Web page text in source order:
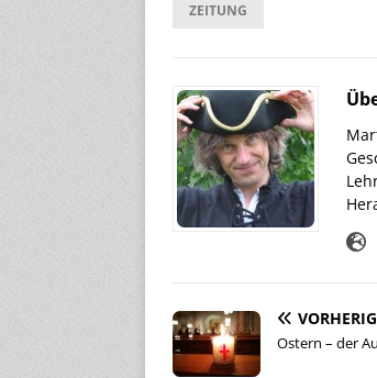
ZEITUNG
Ostern – der